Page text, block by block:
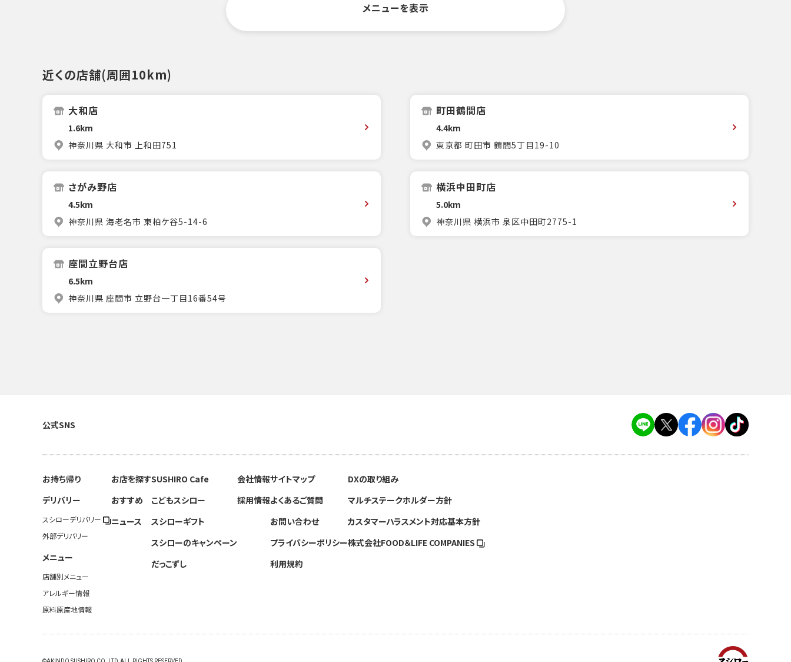
メニューを表示
近くの店舗(周囲10km)
大和店
1.6km
神奈川県 大和市 上和田751
町田鶴間店
4.4km
東京都 町田市 鶴間5丁目19-10
さがみ野店
4.5km
神奈川県 海老名市 東柏ケ谷5-14-6
横浜中田町店
5.0km
神奈川県 横浜市 泉区中田町2775-1
座間立野台店
6.5km
神奈川県 座間市 立野台一丁目16番54号
公式SNS
お持ち帰り
デリバリー
スシローデリバリー
外部デリバリー
メニュー
店舗別メニュー
アレルギー情報
原料原産地情報
お店を探す
おすすめ
ニュース
SUSHIRO Cafe
こどもスシロー
スシローギフト
スシローのキャンペーン
だっこずし
会社情報
採用情報
サイトマップ
よくあるご質問
お問い合わせ
プライバシーポリシー
利用規約
DXの取り組み
マルチステークホルダー方針
カスタマーハラスメント対応基本方針
株式会社FOOD＆LIFE COMPANIES